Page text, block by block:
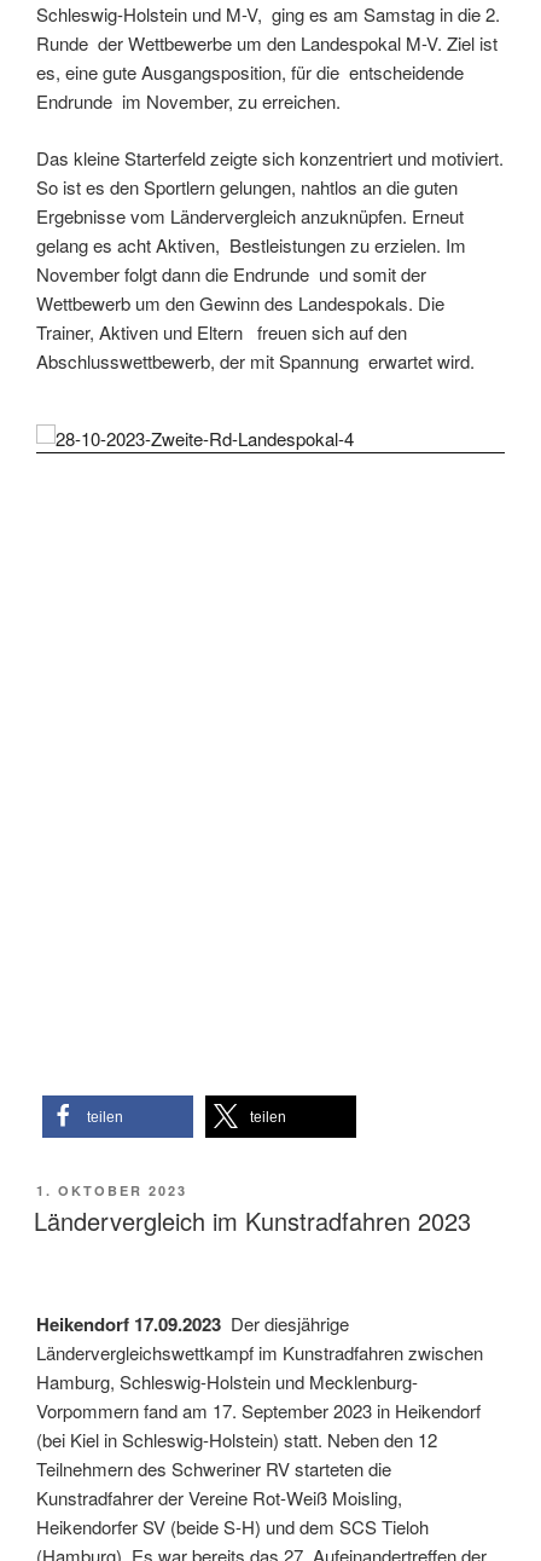
Schleswig-Holstein und M-V, ging es am Samstag in die 2.
Runde der Wettbewerbe um den Landespokal M-V. Ziel ist
es, eine gute Ausgangsposition, für die entscheidende
Endrunde im November, zu erreichen.
Das kleine Starterfeld zeigte sich konzentriert und motiviert.
So ist es den Sportlern gelungen, nahtlos an die guten
Ergebnisse vom Ländervergleich anzuknüpfen. Erneut
gelang es acht Aktiven, Bestleistungen zu erzielen. Im
November folgt dann die Endrunde und somit der
Wettbewerb um den Gewinn des Landespokals. Die
Trainer, Aktiven und Eltern freuen sich auf den
Abschlusswettbewerb, der mit Spannung erwartet wird.
teilen teilen
VERÖFFENTLICHT
AM
1. OKTOBER 2023
Ländervergleich im Kunstradfahren 2023
Heikendorf 17.09.2023 Der diesjährige
Ländervergleichswettkampf im Kunstradfahren zwischen
Hamburg, Schleswig-Holstein und Mecklenburg-
Vorpommern fand am 17. September 2023 in Heikendorf
(bei Kiel in Schleswig-Holstein) statt. Neben den 12
Teilnehmern des Schweriner RV starteten die
Kunstradfahrer der Vereine Rot-Weiß Moisling,
Heikendorfer SV (beide S-H) und dem SCS Tieloh